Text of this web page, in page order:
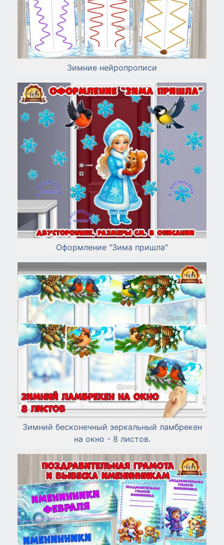
Зимние нейропрописи
Оформление "Зима пришла"
Зимний бесконечный зеркальный ламбрекен
на окно - 8 листов.